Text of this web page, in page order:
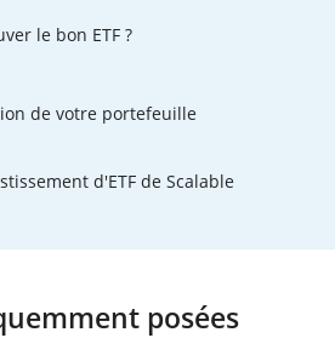
le bon ETF ?
de votre portefeuille
d'ETF de Scalable
posées